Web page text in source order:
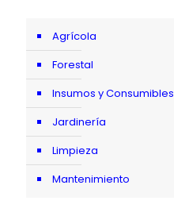
Agrícola
Forestal
Insumos y Consumibles
Jardinería
Limpieza
Mantenimiento